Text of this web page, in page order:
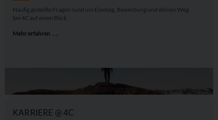
Häufig gestellte Fragen rund um Einstieg, Bewerbung und deinen Weg
bei 4C auf einen Blick.
Mehr erfahren →
KARRIERE @ 4C